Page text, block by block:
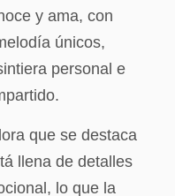
y ama, con
únicos,
personal e
que se destaca
llena de detalles
lo que la